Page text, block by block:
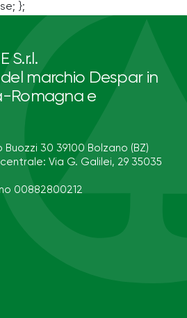
};
S.r.l.
marchio Despar in
Romagna e
30 39100 Bolzano (BZ)
Via G. Galilei, 29 35035
00882800212